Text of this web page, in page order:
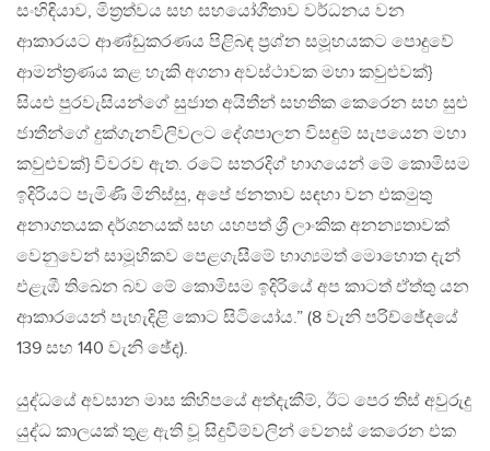
සංහිඳියාව, මිත්‍රත්වය සහ සහයෝගීතාව වර්ධනය වන
ආකාරයට ආණ්ඩුකරණය පිළිබඳ ප්‍රශ්න සමූහයකට පොදුවේ
ආමන්ත්‍රණය කළ හැකි අගනා අවස්ථාවක මහා කවුළුවක්}
සියළු පුරවැසියන්ගේ සුජාත අයිතීන් සහතික කෙරෙන සහ සුළු
ජාතීන්ගේ දුක්ගැනවිලිවලට දේශපාලන විසඳුම් සැපයෙන මහා
කවුළුවක්} විවරව ඇත. රටේ සතරදිග් භාගයෙන් මේ කොමිසම
ඉදිරියට පැමිණි මිනිස්සු, අපේ ජනතාව සඳහා වන එකමුතු
අනාගතයක දර්ශනයක් සහ යහපත් ශ්‍රී ලාංකික අනන්‍යතාවක්
වෙනුවෙන් සාමූහිකව පෙළගැසීමේ භාග්‍යමත් මොහොත දැන්
එළැඹී තිඛෙන බව මේ කොමිසම ඉදිරියේ අප කාටත් ඒත්තු යන
ආකාරයෙන් පැහැදිළි කොට සිටියෝය.” (8 වැනි පරිච්ඡේදයේ
139 සහ 140 වැනි ඡේද).
යුද්ධයේ අවසාන මාස කිහිපයේ අත්දැකීම්, ඊට පෙර තිස් අවුරුදු
යුද්ධ කාලයක් තුළ ඇති වූ සිදුවීම්වලින් වෙනස් කෙරෙන එක